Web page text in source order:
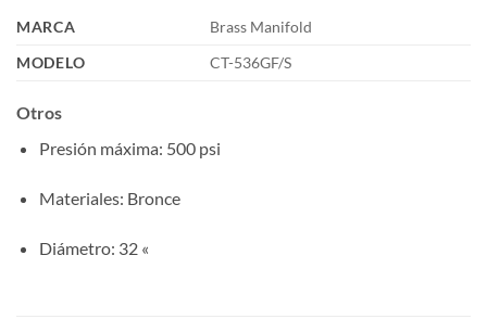
MARCA
Brass Manifold
MODELO
CT-536GF/S
Otros
Presión máxima: 500 psi
Materiales: Bronce
Diámetro: 32 «